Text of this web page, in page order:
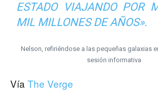
ESTADO VIAJANDO POR
MIL MILLONES DE AÑOS».
Nelson, refiriéndose a las pequeñas galaxias
sesión informativa
Vía The Verge